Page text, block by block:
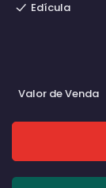
Edícula
Valor de Venda